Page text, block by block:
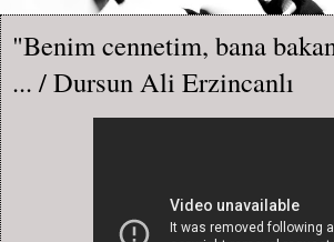
"Benim cennetim, bana
... / Dursun Ali Erzincanlı